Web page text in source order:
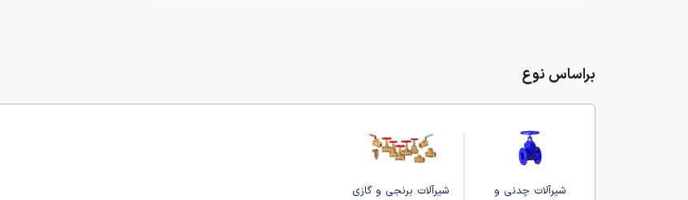
براساس نوع
شیرآلات چدنی و
شیرآلات برنجی و گازی